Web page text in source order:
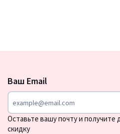
новости
Ваш Email
Оставьте вашу почту и получите
скидку